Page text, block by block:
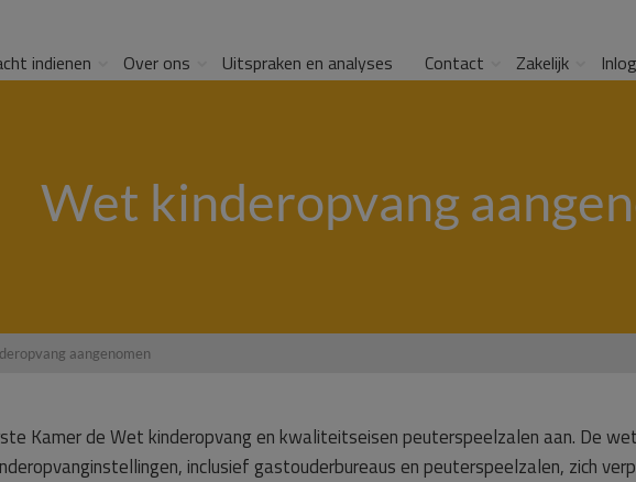
indienen Over ons Uitspraken en analyses Contact Zakelijk
Wet kinderopvang
aangenomen
Kamer de Wet kinderopvang en kwaliteitseisen peuterspeelzalen aan. De
inclusief gastouderbureaus en peuterspeelzalen, zich